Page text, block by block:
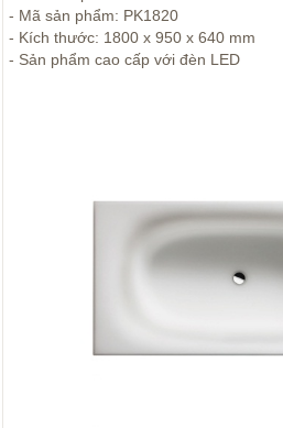
- Mã sản phẩm: PK1820
- Kích thước: 1800 x 950 x 640 mm
- Sản phẩm cao cấp với đèn LED